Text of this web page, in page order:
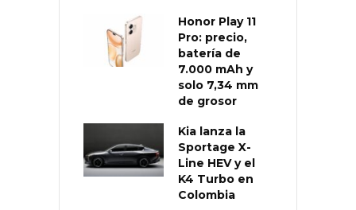
Honor Play 11
Pro: precio,
batería de
7.000 mAh y
solo 7,34 mm
de grosor
Kia lanza la
Sportage X-
Line HEV y el
K4 Turbo en
Colombia